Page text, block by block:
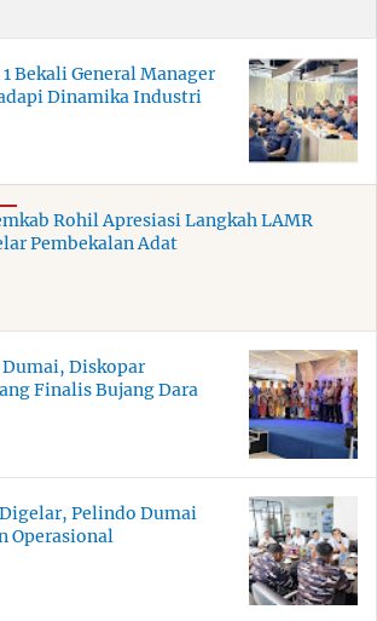
Bekali General Manager
Dinamika Industri
Rohil Apresiasi Langkah LAMR
Pembekalan Adat
Diskopar
Finalis Bujang Dara
Digelar, Pelindo Dumai
Operasional